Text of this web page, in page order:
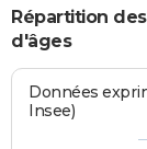
Répartition
d'âges
Données
Insee)